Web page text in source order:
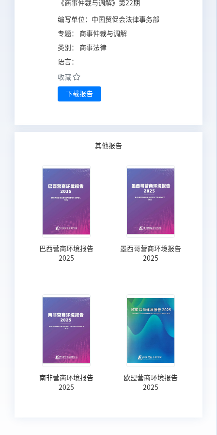
《商事仲裁与调解》第22期
编写单位： 中国贸促会法律事务部
专题： 商事仲裁与调解
类别： 商事法律
语言：
收藏
下载报告
其他报告
巴西营商环境报告
2025
墨西哥营商环境报告
2025
南非营商环境报告
2025
欧盟营商环境报告
2025